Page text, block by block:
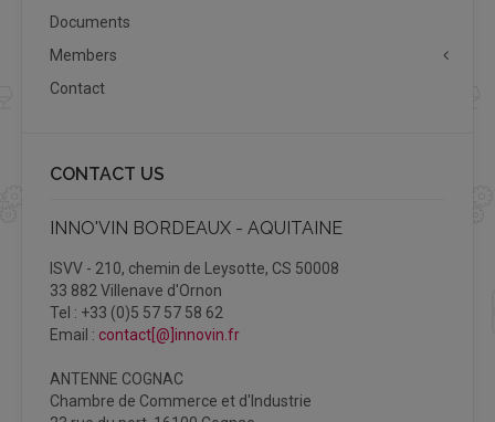
Documents
Members
Contact
CONTACT US
INNO'VIN BORDEAUX - AQUITAINE
ISVV - 210, chemin de Leysotte, CS 50008
33 882 Villenave d'Ornon
Tel : +33 (0)5 57 57 58 62
Email : contact[@]innovin.fr
ANTENNE COGNAC
Chambre de Commerce et d'Industrie